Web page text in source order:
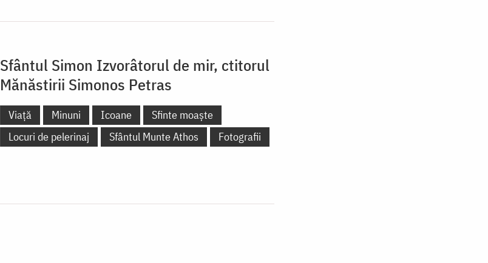
Sfântul Simon Izvorâtorul de mir, ctitorul
Mănăstirii Simonos Petras
Viață Minuni Icoane
Sfinte moaște
Locuri de pelerinaj
Sfântul Munte Athos Fotografii